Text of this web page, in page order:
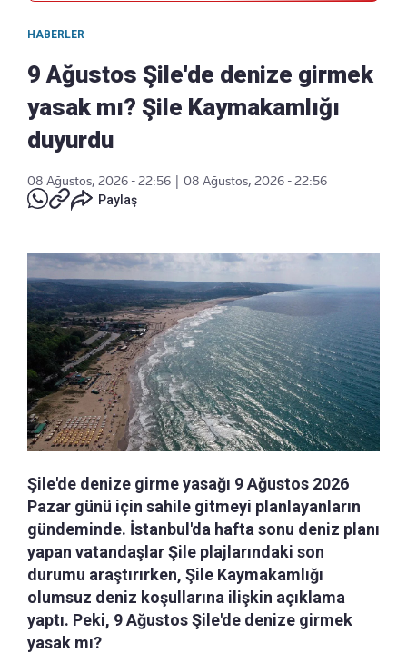
HABERLER
9 Ağustos Şile'de denize girmek
yasak mı? Şile Kaymakamlığı
duyurdu
08 Ağustos, 2026 - 22:56
08 Ağustos, 2026 - 22:56
Paylaş
Şile'de denize girme yasağı 9 Ağustos 2026
Pazar günü için sahile gitmeyi planlayanların
gündeminde. İstanbul'da hafta sonu deniz planı
yapan vatandaşlar Şile plajlarındaki son
durumu araştırırken, Şile Kaymakamlığı
olumsuz deniz koşullarına ilişkin açıklama
yaptı. Peki, 9 Ağustos Şile'de denize girmek
yasak mı?